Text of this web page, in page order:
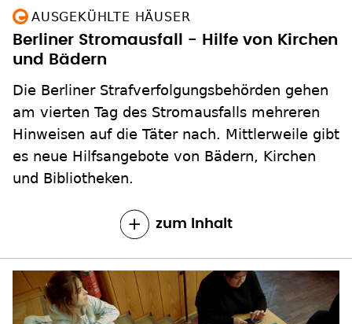
AUSGEKÜHLTE HÄUSER
Berliner Stromausfall - Hilfe von Kirchen
und Bädern
Die Berliner Strafverfolgungsbehörden gehen
am vierten Tag des Stromausfalls mehreren
Hinweisen auf die Täter nach. Mittlerweile gibt
es neue Hilfsangebote von Bädern, Kirchen
und Bibliotheken.
zum Inhalt